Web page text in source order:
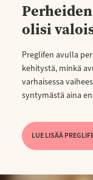
olisi
Preglifen avulla
kehitystä, minkä
varhaisessa
syntymästä aina
LUE LISÄÄ